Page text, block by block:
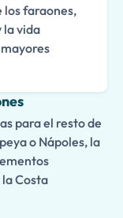
los faraones,
la vida
para el resto de
o Nápoles, la
Costa